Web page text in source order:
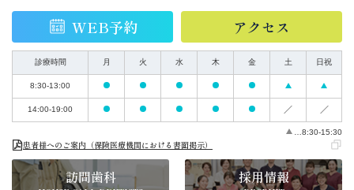
WEB予約 アクセス
診療時間 月 火 水 木 金 土 日祝
8:30-13:00
14:00-19:00
…8:30-15:30
患者様へのご案内（保険医療機関における書面掲示）
訪問歯科 採用情報